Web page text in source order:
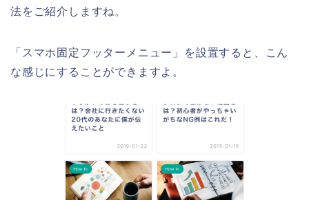
法をご紹介しますね。
「スマホ固定フッターメニュー」を設置すると、こん
な感じにすることができますよ。